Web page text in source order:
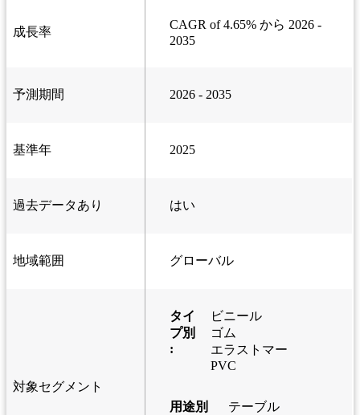
成長率
CAGR of 4.65% から 2026 -
2035
予測期間 2026 - 2035
基準年 2025
過去データあり はい
地域範囲 グローバル
対象セグメント
タイ
プ別
:
ビニール
ゴム
エラストマー
PVC
用途別
テーブル